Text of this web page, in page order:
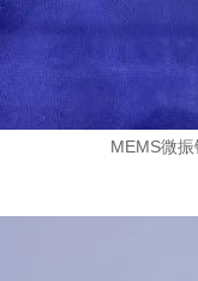
MEMS微